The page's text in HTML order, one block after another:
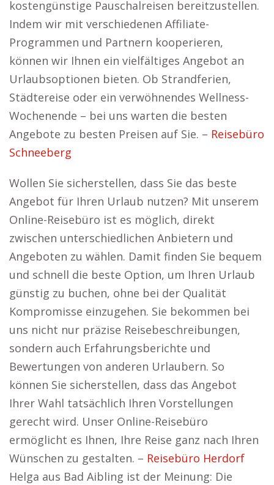
kostengünstige Pauschalreisen bereitzustellen.
Indem wir mit verschiedenen Affiliate-
Programmen und Partnern kooperieren,
können wir Ihnen ein vielfältiges Angebot an
Urlaubsoptionen bieten. Ob Strandferien,
Städtereise oder ein verwöhnendes Wellness-
Wochenende – bei uns warten die besten
Angebote zu besten Preisen auf Sie. – Reisebüro
Schneeberg
Wollen Sie sicherstellen, dass Sie das beste
Angebot für Ihren Urlaub nutzen? Mit unserem
Online-Reisebüro ist es möglich, direkt
zwischen unterschiedlichen Anbietern und
Angeboten zu wählen. Damit finden Sie bequem
und schnell die beste Option, um Ihren Urlaub
günstig zu buchen, ohne bei der Qualität
Kompromisse einzugehen. Sie bekommen bei
uns nicht nur präzise Reisebeschreibungen,
sondern auch Erfahrungsberichte und
Bewertungen von anderen Urlaubern. So
können Sie sicherstellen, dass das Angebot
Ihrer Wahl tatsächlich Ihren Vorstellungen
gerecht wird. Unser Online-Reisebüro
ermöglicht es Ihnen, Ihre Reise ganz nach Ihren
Wünschen zu gestalten. – Reisebüro Herdorf
Helga aus Bad Aibling ist der Meinung: Die